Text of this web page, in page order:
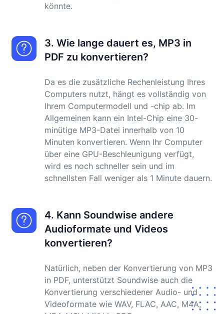
könnte.
3. Wie lange dauert es, MP3 in
PDF zu konvertieren?
Da es die zusätzliche Rechenleistung Ihres
Computers nutzt, hängt es vollständig von
Ihrem Computermodell und -chip ab. Im
Allgemeinen kann ein Intel-Chip eine 30-
minütige MP3-Datei innerhalb von 10
Minuten konvertieren. Wenn Ihr Computer
über eine GPU-Beschleunigung verfügt,
wird es noch schneller sein und im
schnellsten Fall weniger als 1 Minute dauern.
4. Kann Soundwise andere
Audioformate und Videos
konvertieren?
Natürlich, neben der Konvertierung von MP3
in PDF, unterstützt Soundwise auch die
Konvertierung verschiedener Audio- und
Videoformate wie WAV, FLAC, AAC, M4A,